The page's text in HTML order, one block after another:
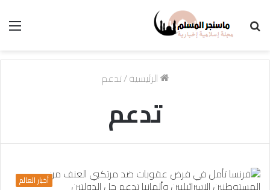
الرئيسية/تدعم
تدعم
أخبار العالم